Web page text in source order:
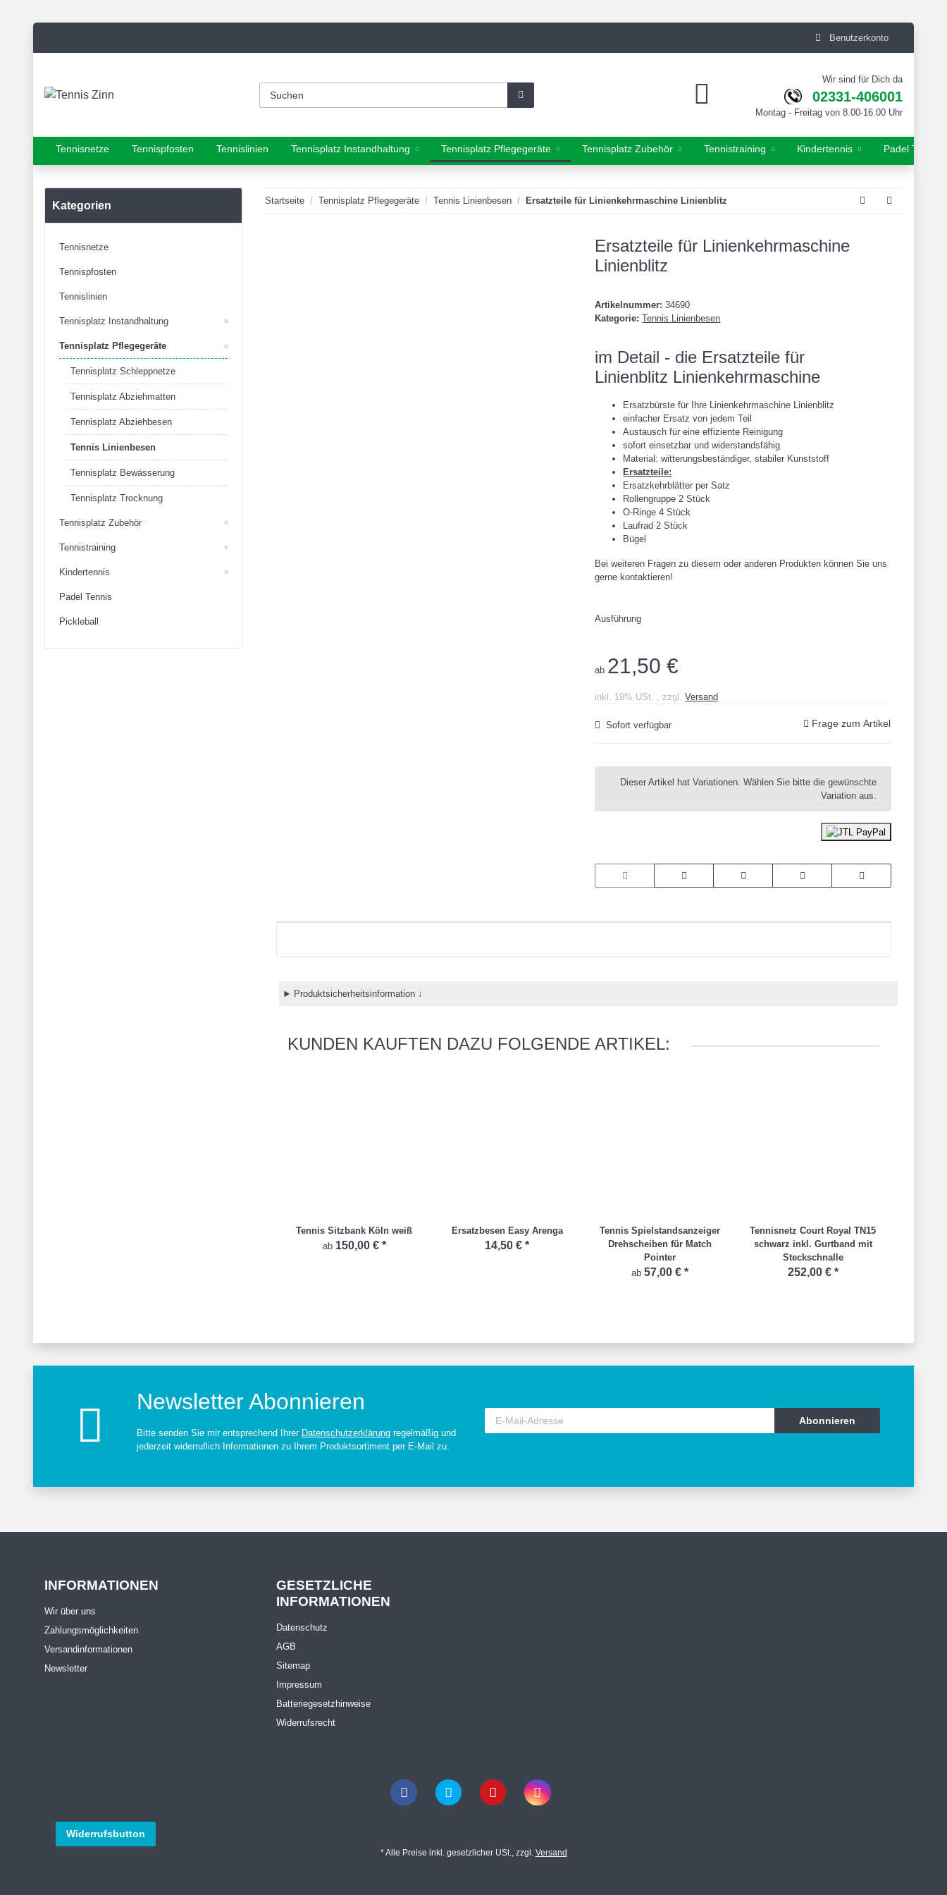
Benutzerkonto
Wir sind für Dich da
02331-406001
Montag - Freitag von 8.00-16.00 Uhr
Tennisnetze Tennispfosten Tennislinien Tennisplatz Instandhaltung Tennisplatz Pflegegeräte Tennisplatz Zubehör Tennistraining Kindertennis Padel Tennis
Startseite Tennisplatz Pflegegeräte Tennis Linienbesen Ersatzteile für Linienkehrmaschine Linienblitz
Ersatzteile für Linienkehrmaschine
Linienblitz
Artikelnummer:34690
Kategorie:Tennis Linienbesen
im Detail - die Ersatzteile für
Linienblitz Linienkehrmaschine
Ersatzbürste für Ihre Linienkehrmaschine Linienblitz
einfacher Ersatz von jedem Teil
Austausch für eine effiziente Reinigung
sofort einsetzbar und widerstandsfähig
Material: witterungsbeständiger, stabiler Kunststoff
Ersatzteile:
Ersatzkehrblätter per Satz
Rollengruppe 2 Stück
O-Ringe 4 Stück
Laufrad 2 Stück
Bügel
Bei weiteren Fragen zu diesem oder anderen Produkten können Sie uns
gerne kontaktieren!
Ausführung
ab 21,50 €
inkl. 19% USt. , zzgl.Versand
Sofort verfügbar Frage zum Artikel
Dieser Artikel hat Variationen. Wählen Sie bitte die gewünschte
Variation aus.
Produktsicherheitsinformation ↓
KUNDEN KAUFTEN DAZU FOLGENDE ARTIKEL:
Tennis Sitzbank Köln weiß
ab 150,00 € *
Ersatzbesen Easy Arenga
14,50 €*
Tennis Spielstandsanzeiger
Drehscheiben für Match
Pointer
ab57,00 €*
Tennisnetz Court Royal TN15
schwarz inkl. Gurtband mit
Steckschnalle
252,00 € *
Kategorien
Tennisnetze
Tennispfosten
Tennislinien
Tennisplatz Instandhaltung
Tennisplatz Pflegegeräte
Tennisplatz Schleppnetze
Tennisplatz Abziehmatten
Tennisplatz Abziehbesen
Tennis Linienbesen
Tennisplatz Bewässerung
Tennisplatz Trocknung
Tennisplatz Zubehör
Tennistraining
Kindertennis
Padel Tennis
Pickleball
Newsletter Abonnieren
Bitte senden Sie mir entsprechend Ihrer Datenschutzerklärungregelmäßig und
jederzeit widerruflich Informationen zu Ihrem Produktsortiment per E-Mail zu.
Abonnieren
INFORMATIONEN
Wir über uns
Zahlungsmöglichkeiten
Versandinformationen
Newsletter
GESETZLICHE
INFORMATIONEN
Datenschutz
AGB
Sitemap
Impressum
Batteriegesetzhinweise
Widerrufsrecht
Widerrufsbutton
* Alle Preise inkl. gesetzlicher USt., zzgl. Versand